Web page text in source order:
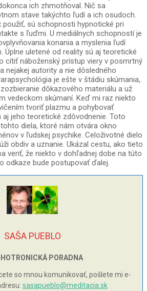
ich zhmotňoval. Nič sa
stave takýchto ľudí a ich osudoch.
použiť, sú schopnosti hypnotické pri
s ľuďmi. U mediálnych schopností je
konania a myslenia ľudí
Úplne uletené od reality sú aj teoretické
cítiť náboženský prístup viery v posmrtný
nejakej autority a nie dôsledného
je ešte v štádiu skúmania,
dôkazového materiálu a už
vedeckom skúmaní. Keď mi raz niekto
tvoriť plazmu a pohybovať
jeho teoretické zdôvodnenie. Toto
diela, ktoré nám otvára okno
v ľudskej psychike. Celoživotné dielo
obdiv a uznanie. Ukázal cestu, ako tieto
veriť, že niekto v dohľadnej dobe na túto
odkaze bude postupovať ďalej.
SAŠA PUEBLO
PORADNA
so mnou komunikovať, pošlete mi e-
sasapueblo@meditacia.sk